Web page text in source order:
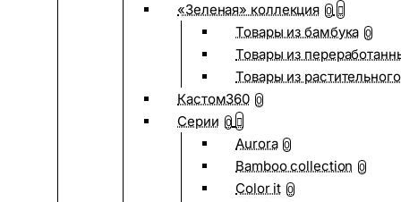
«Зеленая» коллекция 0
Товары из бамбука 0
Товары из
Товары из
Кастом360 0
Серии 0
Aurora 0
Bamboo collection 0
Color it 0